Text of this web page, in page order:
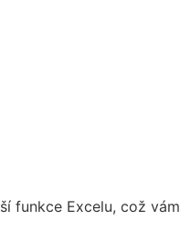
funkce Excelu, což vám